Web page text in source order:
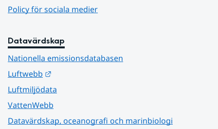
Policy för sociala medier
Datavärdskap
Nationella emissionsdatabasen
Luftwebb
Luftmiljödata
VattenWebb
Datavärdskap, oceanografi och marinbiologi